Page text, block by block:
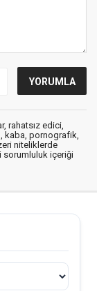
rahatsız edici,
kaba, pornografik,
niteliklerde
sorumluluk içeriği